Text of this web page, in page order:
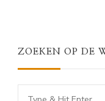
ZOEKEN OP DE
Looking